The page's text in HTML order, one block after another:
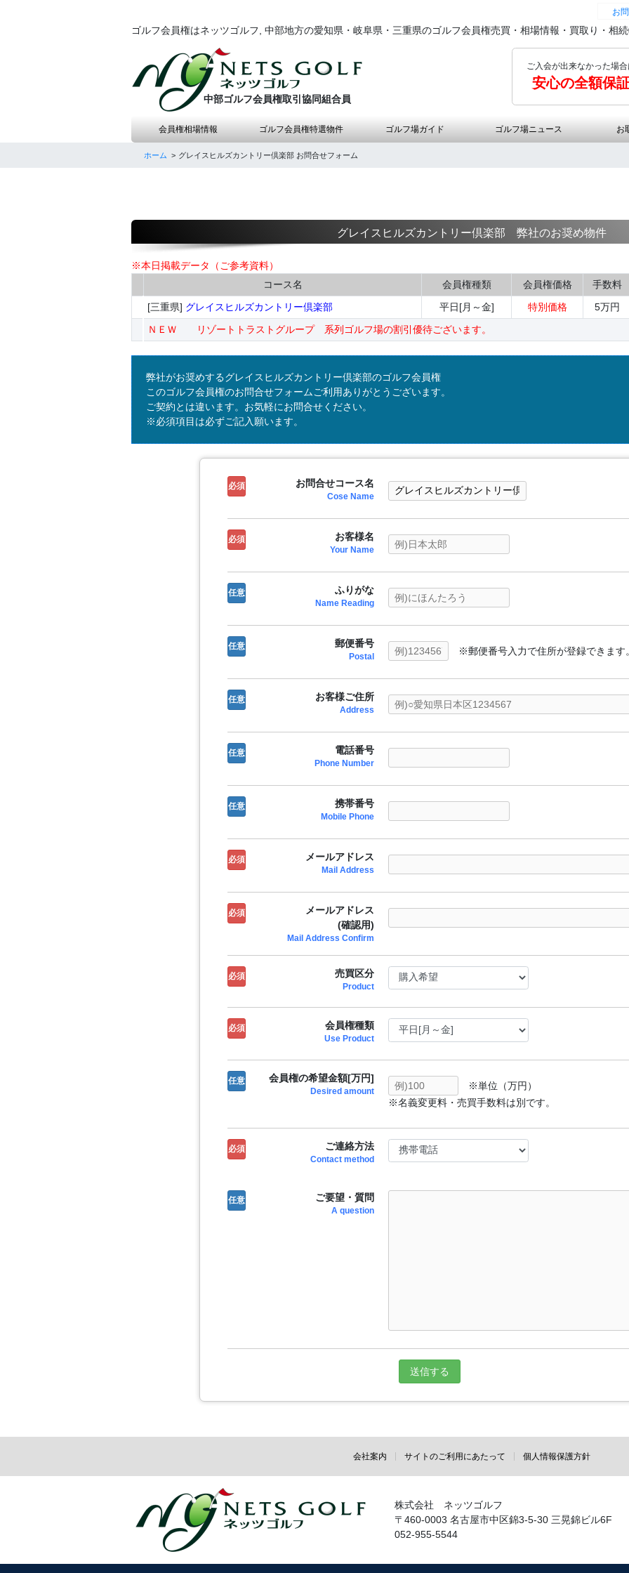
お
ゴルフ会員権はネッツゴルフ, 中部地方の愛知県・岐阜県・三重県のゴルフ会員権売買・相場情報・買取り・相
中部ゴルフ会員権取引協同組合員
ご入会が出来なかった場
安心の全額保
会員権相場情報 ゴルフ会員権特選物件 ゴルフ場ガイド ゴルフ場ニュース お
ホーム グレイスヒルズカントリー倶楽部 お問合せフォーム
グレイスヒルズカントリー倶楽部 弊社のお奨め物件
※本日掲載データ（ご参考資料）
コース名
会員権種類 会員権価格
手数料
[三重県] グレイスヒルズカントリー倶楽部 平日[月～金] 特別価格
5万円
ＮＥＷ リゾートトラストグループ 系列ゴルフ場の割引優待ございます。
弊社がお奨めするグレイスヒルズカントリー倶楽部のゴルフ会員権
このゴルフ会員権のお問合せフォームご利用ありがとうございます。
ご契約とは違います。お気軽にお問合せください。
※必須項目は必ずご記入願います。
必須 お問合せコース名
Cose Name
必須 お客様名
Your Name
任意 ふりがな
Name Reading
任意 郵便番号
Postal ※郵便番号入力で住所が登録できます
任意 お客様ご住所
Address
任意 電話番号
Phone Number
任意 携帯番号
Mobile Phone
必須 メールアドレス
Mail Address
必須
メールアドレス
(確認用)
Mail Address Confirm
必須 売買区分
Product
必須 会員権種類
Use Product
任意 会員権の希望金額[万円]
Desired amount
※単位（万円）
※名義変更料・売買手数料は別です。
必須 ご連絡方法
Contact method
任意 ご要望・質問
A question
会社案内 サイトのご利用にあたって 個人情報保護方針
株式会社 ネッツゴルフ
〒460-0003 名古屋市中区錦3-5-30 三晃錦ビル6F
052-955-5544